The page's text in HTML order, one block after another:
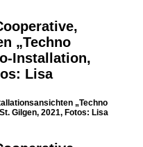
„Techno
Gilgen, 2021, Fotos: Lisa